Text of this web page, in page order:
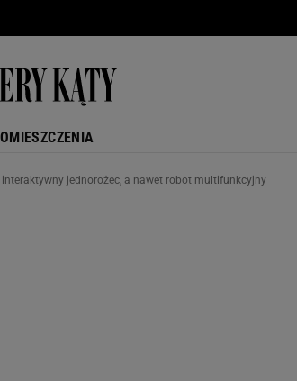
jednorożec, a nawet robot multifunkcyjny